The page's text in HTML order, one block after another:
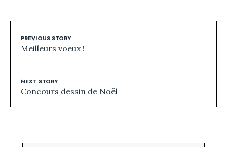
PREVIOUS STORY
Meilleurs voeux !
NEXT STORY
Concours dessin de Noël